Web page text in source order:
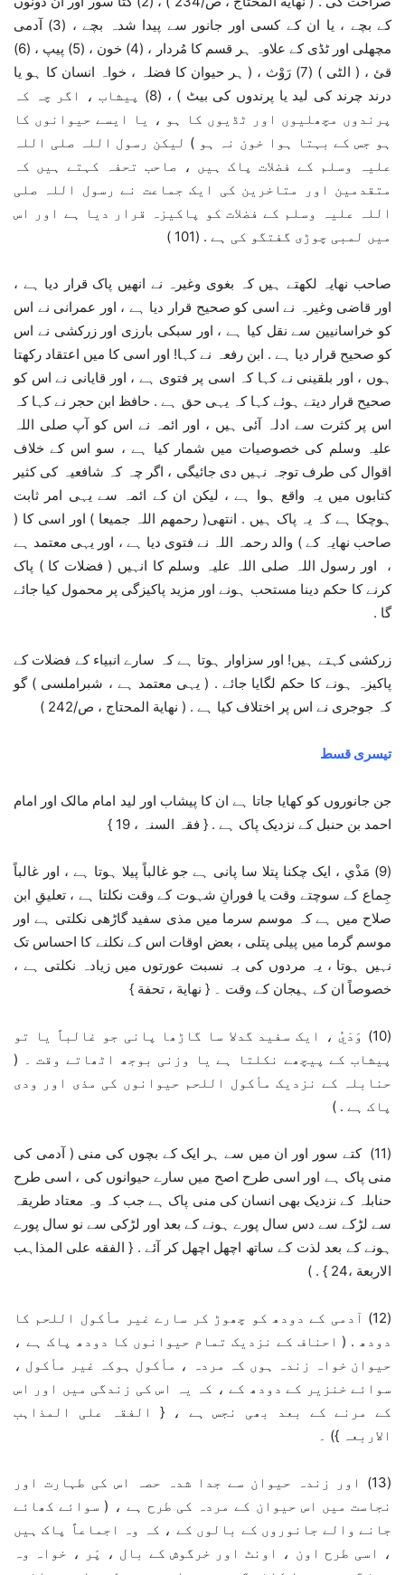
کے بچے ، یا ان کے کسی اور جانور سے پیدا شدہ بچے ، (3) آدمی
مچھلی اور ٹڈی کے علاوہ ہر قسم کا مُردار ، (4) خون ، (5) پیپ ، (6)
قئ ، ( الٹی ) (7) رَوْث ، ( ہر حیوان کا فضلہ ، خواہ انسان کا ہو یا
درند چرند کی لید یا پرندوں کی بیٹ ) ، (8) پیشاب ، اگر چہ کہ
پرندوں مچھلیوں اور ٹڈیوں کا ہو ، یا ایسے حیوانوں کا
ہو جس کے بہتا ہوا خون نہ ہو ) لیکن رسول اللہ صلی اللہ
علیہ وسلم کے فضلات پاک ہیں ، صاحب تحفہ کہتے ہیں کہ
متقدمین اور متاخرین کی ایک جماعت نے رسول اللہ صلی
اللہ علیہ وسلم کے فضلات کو پاکیزہ قرار دیا ہے اور اس
میں لمبی چوڑی گفتگو کی ہے . (101 )
صاحب نھایہ لکھتے ہیں کہ بغوی وغیرہ نے انھیں پاک قرار دیا ہے ،
اور قاضی وغیرہ نے اسی کو صحیح قرار دیا ہے ، اور عمرانی نے اس
کو خراسانیین سے نقل کیا ہے ، اور سبکی بارزی اور زرکشی نے اس
کو صحیح قرار دیا ہے . ابن رفعہ نے کہا! اور اسی کا میں اعتقاد رکھتا
ہوں ، اور بلقینی نے کہا کہ اسی پر فتوی ہے ، اور قایانی نے اس کو
صحیح قرار دیتے ہوئے کہا کہ یہی حق ہے . حافظ ابن حجر نے کہا کہ
اس پر کثرت سے ادلہ آئی ہیں ، اور ائمہ نے اس کو آپ صلی اللہ
علیہ وسلم کی خصوصیات میں شمار کیا ہے ، سو اس کے خلاف
اقوال کی طرف توجہ نہیں دی جائیگی ، اگر چہ کہ شافعیہ کی کثیر
کتابوں میں یہ واقع ہوا ہے ، لیکن ان کے ائمہ سے یہی امر ثابت
ہوچکا ہے کہ یہ پاک ہیں . انتھی( رحمھم اللہ جمیعا ) اور اسی کا (
صاحب نھایہ کے ) والد رحمہ اللہ نے فتوی دیا ہے ، اور یہی معتمد ہے
، اور رسول اللہ صلی اللہ علیہ وسلم کا انہیں ( فضلات کا ) پاک
کرنے کا حکم دینا مستحب ہونے اور مزید پاکیزگی پر محمول کیا جائے
گا .
زرکشی کہتے ہیں! اور سزاوار ہوتا ہے کہ سارے انبیاء کے فضلات کے
پاکیزہ ہونے کا حکم لگایا جائے . ( یہی معتمد ہے ، شبراملسی ) گو
کہ جوجری نے اس پر اختلاف کیا ہے . ( نھایة المحتاج ، ص/242 )
تیسری قسط
جن جانوروں کو کھایا جاتا ہے ان کا پیشاب اور لید امام مالک اور امام
احمد بن حنبل کے نزدیک پاک ہے . { فقہ السنہ ، 19 }
(9) مَذْي ، ایک چکنا پتلا سا پانی ہے جو غالباً پیلا ہوتا ہے ، اور غالباً
جِماع کے سوچتے وقت یا فورانِ شہوت کے وقت نکلتا ہے ، تعلیقِ ابن
صلاح میں ہے کہ موسم سرما میں مذی سفید گاڑھی نکلتی ہے اور
موسم گرما میں پیلی پتلی ، بعض اوقات اس کے نکلنے کا احساس تک
نہیں ہوتا ، یہ مردوں کی بہ نسبت عورتوں میں زیادہ نکلتی ہے ،
خصوصاً ان کے ہیجان کے وقت ۔ { نھایة ، تحفة }
(10) وَدْيُ ، ایک سفید گدلا سا گاڑھا پانی جو غالباً یا تو
پیشاب کے پیچھے نکلتا ہے یا وزنی بوجھ اٹھاتے وقت ۔ (
حنابلہ کے نزدیک مأکول اللحم حیوانوں کی مذی اور ودی
پاک ہے . )
(11) کتے سور اور ان میں سے ہر ایک کے بچوں کی منی ( آدمی کی
منی پاک ہے اور اسی طرح اصح میں سارے حیوانوں کی ، اسی طرح
حنابلہ کے نزدیک بھی انسان کی منی پاک ہے جب کہ وہ معتاد طریقہ
سے لڑکے سے دس سال پورے ہونے کے بعد اور لڑکی سے نو سال پورے
ہونے کے بعد لذت کے ساتھ اچھل اچھل کر آئے . { الفقه علی المذاہب
الاربعة ،24 } . )
(12) آدمی کے دودھ کو چھوڑ کر سارے غیر مأکول اللحم کا
دودھ . ( احناف کے نزدیک تمام حیوانوں کا دودھ پاک ہے ،
حیوان خواہ زندہ ہوں کہ مردہ ، مأکول ہوکہ غیر مأکول ،
سوائے خنزیر کے دودھ کے ، کہ یہ اس کی زندگی میں اور اس
کے مرنے کے بعد بھی نجس ہے ، { الفقہ علی المذاہب
الاربعہ }) ۔
(13) اور زندہ حیوان سے جدا شدہ حصہ اس کی طہارت اور
نجاست میں اس حیوان کے مردہ کی طرح ہے ، ( سوائے کھائے
جانے والے جانوروں کے بالوں کے ، کہ وہ اجماعاً پاک ہیں
، اسی طرح اون ، اونٹ اور خرگوش کے بال ، پَر ، خواہ وہ